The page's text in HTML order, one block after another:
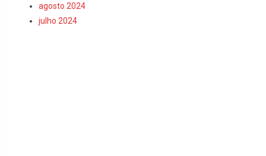
agosto 2024
julho 2024